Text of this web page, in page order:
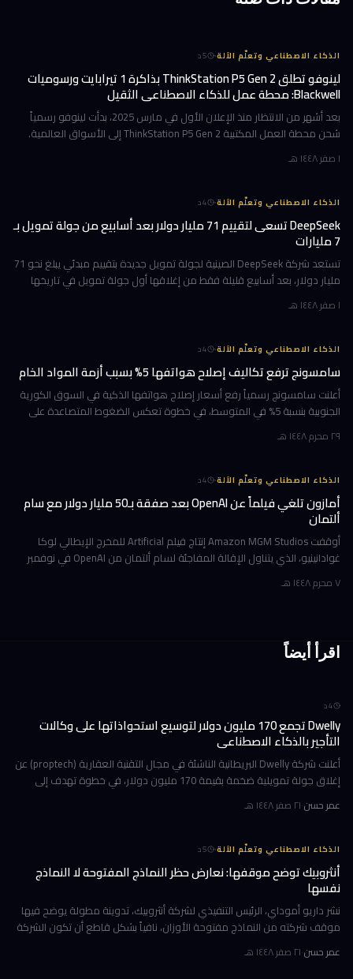
الذكاء الاصطناعي وتعلّم الآلة·
5د
لينوفو تطلق ThinkStation P5 Gen 2 بذاكرة 1 تيرابايت ورسوميات
Blackwell: محطة عمل للذكاء الاصطناعي الثقيل
بعد أشهر من الانتظار منذ الإعلان الأول في مارس 2025، بدأت لينوفو رسمياً
شحن محطة العمل المكتبية ThinkStation P5 Gen 2 إلى الأسواق العالمية.
١ صفر ١٤٤٨ هـ
الذكاء الاصطناعي وتعلّم الآلة·
4د
DeepSeek تسعى لتقييم 71 مليار دولار بعد أسابيع من جولة تمويل بـ
7 مليارات
تستعد شركة DeepSeek الصينية لجولة تمويل جديدة بتقييم مبدئي يبلغ نحو 71
مليار دولار، بعد أسابيع قليلة فقط من إغلاقها أول جولة تمويل في تاريخها
١ صفر ١٤٤٨ هـ
الذكاء الاصطناعي وتعلّم الآلة·
4د
سامسونج ترفع تكاليف إصلاح هواتفها 5% بسبب أزمة المواد الخام
أعلنت سامسونج رسمياً رفع أسعار إصلاح هواتفها الذكية في السوق الكورية
الجنوبية بنسبة 5% في المتوسط، في خطوة تعكس الضغوط المتصاعدة على
٢٩ محرم ١٤٤٨ هـ
الذكاء الاصطناعي وتعلّم الآلة·
4د
أمازون تلغي فيلماً عن OpenAI بعد صفقة بـ50 مليار دولار مع سام
ألتمان
أوقفت Amazon MGM Studios إنتاج فيلم Artificial للمخرج الإيطالي لوكا
غوادانينيو، الذي يتناول الإقالة المفاجئة لسام ألتمان من OpenAI في نوفمبر
٧ محرم ١٤٤٨ هـ
اقرأ أيضاً
4د
Dwelly تجمع 170 مليون دولار لتوسيع استحواذاتها على وكالات
التأجير بالذكاء الاصطناعي
أعلنت شركة Dwelly البريطانية الناشئة في مجال التقنية العقارية (proptech) عن
إغلاق جولة تمويلية ضخمة بقيمة 170 مليون دولار، في خطوة تهدف إلى
عمر حسن·٢١ صفر ١٤٤٨ هـ
الذكاء الاصطناعي وتعلّم الآلة·
5د
أنثروبيك توضح موقفها: نعارض حظر النماذج المفتوحة لا النماذج
نفسها
نشر داريو أموداي، الرئيس التنفيذي لشركة أنثروبيك، تدوينة مطولة يوضح فيها
موقف شركته من النماذج مفتوحة الأوزان، نافياً بشكل قاطع أن تكون الشركة
عمر حسن·٢١ صفر ١٤٤٨ هـ